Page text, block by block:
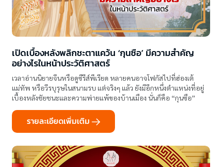
เปิดเบื้องหลังพลิกชะตาแคว้น ‘กุนซือ’ มีความสำคัญ
อย่างไรในหน้าประวัติศาสตร์
เวลาอ่านนิยายจีนหรือดูซีรีส์พีเรียด หลายคนอาจโฟกัสไปที่ฮ่องเต้
แม่ทัพ หรือวีรบุรุษในสนามรบ แต่จริงๆ แล้ว ยังมีอีกหนึ่งตำแหน่งที่อยู่
เบื้องหลังชัยชนะและความพ่ายแพ้ของบ้านเมือง นั่นก็คือ “กุนซือ”
รายละเอียดเพิ่มเติม